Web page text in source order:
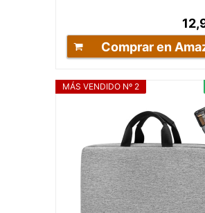
Comprar en
MÁS VENDIDO Nº 2